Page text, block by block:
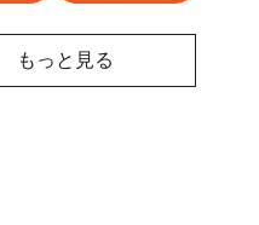
もっと見る